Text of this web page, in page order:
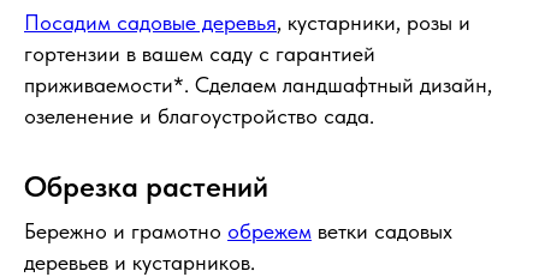
Посадим садовые деревья, кустарники, розы и
гортензии в вашем саду с гарантией
приживаемости*. Сделаем ландшафтный дизайн,
озеленение и благоустройство сада.
Обрезка растений
Бережно и грамотно обрежем ветки садовых
деревьев и кустарников.